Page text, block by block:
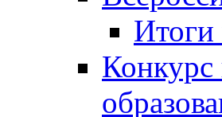
Конкурс